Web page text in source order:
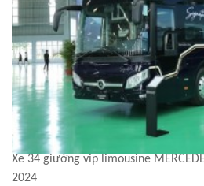
Xe 34 giường vip limousine
2024